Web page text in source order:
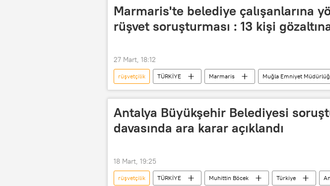
Marmaris'te belediye çalışanlarına
rüşvet soruşturması : 13 kişi
27 Mart, 18:12
rüşvetçilik TÜRKİYE Marmaris Muğla Emniyet
Rüşvet teklifi
Antalya Büyükşehir Belediyesi
davasında ara karar açıklandı
18 Mart, 19:25
rüşvetçilik TÜRKİYE Muhittin Böcek Türkiye